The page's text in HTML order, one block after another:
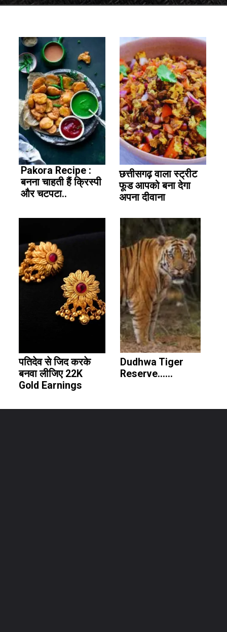
Pakora Recipe :
बनना चाहती हैं क्रिस्पी
और चटपटा..
छत्तीसगढ़ वाला स्ट्रीट
फूड आपको बना देगा
अपना दीवाना
पतिदेव से जिद करके
बनवा लीजिए 22K
Gold Earnings
Dudhwa Tiger
Reserve......